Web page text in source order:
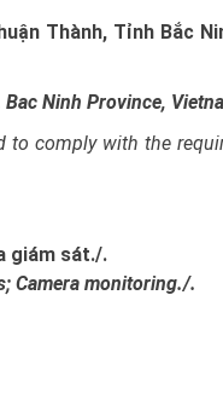
Thành, Tỉnh Bắc
Ninh Province,
to comply with the
giám sát./.
Camera monitoring./.